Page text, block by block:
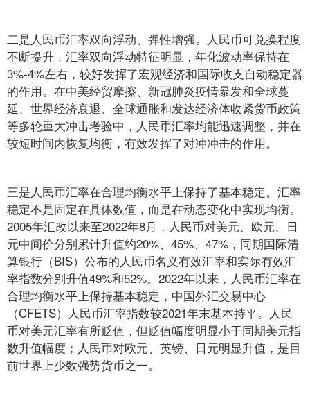
二是人民币汇率双向浮动、弹性增强。人民币可兑换程度
不断提升，汇率双向浮动特征明显，年化波动率保持在
3%-4%左右，较好发挥了宏观经济和国际收支自动稳定器
的作用。在中美经贸摩擦、新冠肺炎疫情暴发和全球蔓
延、世界经济衰退、全球通胀和发达经济体收紧货币政策
等多轮重大冲击考验中，人民币汇率均能迅速调整，并在
较短时间内恢复均衡，有效发挥了对冲冲击的作用。
三是人民币汇率在合理均衡水平上保持了基本稳定。汇率
稳定不是固定在具体数值，而是在动态变化中实现均衡。
2005年汇改以来至2022年8月，人民币对美元、欧元、日
元中间价分别累计升值约20%、45%、47%，同期国际清
算银行（BIS）公布的人民币名义有效汇率和实际有效汇
率指数分别升值49%和52%。2022年以来，人民币汇率在
合理均衡水平上保持基本稳定，中国外汇交易中心
（CFETS）人民币汇率指数较2021年末基本持平。人民
币对美元汇率有所贬值，但贬值幅度明显小于同期美元指
数升值幅度；人民币对欧元、英镑、日元明显升值，是目
前世界上少数强势货币之一。